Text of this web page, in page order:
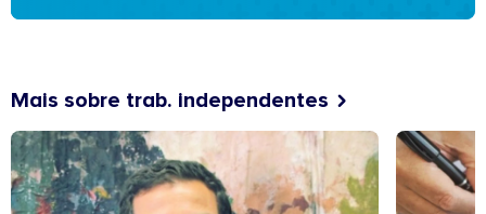
Mais sobre trab. independentes